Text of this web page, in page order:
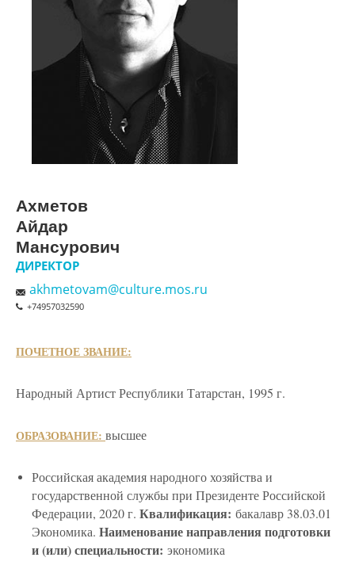
Ахметов
Айдар
Мансурович
ДИРЕКТОР
akhmetovam@culture.mos.ru
+74957032590
ПОЧЕТНОЕ ЗВАНИЕ:
Народный Артист Республики Татарстан, 1995 г.
ОБРАЗОВАНИЕ: высшее
Российская академия народного хозяйства и
государственной службы при Президенте Российской
Федерации, 2020 г. Квалификация: бакалавр 38.03.01
Экономика. Наименование направления подготовки
и (или) специальности: экономика